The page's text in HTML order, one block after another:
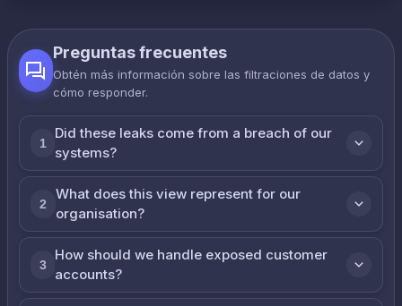
Preguntas frecuentes
Obtén más información sobre las filtraciones de datos y
cómo responder.
1
Did these leaks come from a breach of our
systems?
2
What does this view represent for our
organisation?
3
How should we handle exposed customer
accounts?